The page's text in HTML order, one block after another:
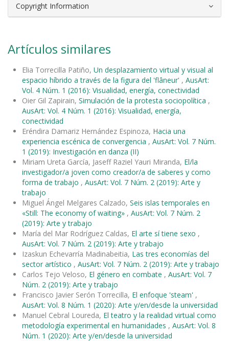
Copyright Information
Artículos similares
Elia Torrecilla Patiño, Un desplazamiento virtual y visual al
espacio híbrido a través de la figura del 'flâneur' , AusArt:
Vol. 4 Núm. 1 (2016): Visualidad, energía, conectividad
Oier Gil Zapirain, Simulación de la protesta sociopolítica ,
AusArt: Vol. 4 Núm. 1 (2016): Visualidad, energía,
conectividad
Eréndira Damariz Hernández Espinoza, Hacia una
experiencia escénica de convergencia , AusArt: Vol. 7 Núm.
1 (2019): Investigación en danza (II)
Miriam Ureta García, Jaseff Raziel Yauri Miranda, El/la
investigador/a joven como creador/a de saberes y como
forma de trabajo , AusArt: Vol. 7 Núm. 2 (2019): Arte y
trabajo
Miguel Ángel Melgares Calzado, Seis islas temporales en
«Still: The economy of waiting» , AusArt: Vol. 7 Núm. 2
(2019): Arte y trabajo
María del Mar Rodríguez Caldas, El arte sí tiene sexo ,
AusArt: Vol. 7 Núm. 2 (2019): Arte y trabajo
Izaskun Echevarría Madinabeitia, Las tres economías del
sector artístico , AusArt: Vol. 7 Núm. 2 (2019): Arte y trabajo
Carlos Tejo Veloso, El género en combate , AusArt: Vol. 7
Núm. 2 (2019): Arte y trabajo
Francisco Javier Serón Torrecilla, El enfoque 'steam' ,
AusArt: Vol. 8 Núm. 1 (2020): Arte y/en/desde la universidad
Manuel Cebral Loureda, El teatro y la realidad virtual como
metodología experimental en humanidades , AusArt: Vol. 8
Núm. 1 (2020): Arte y/en/desde la universidad